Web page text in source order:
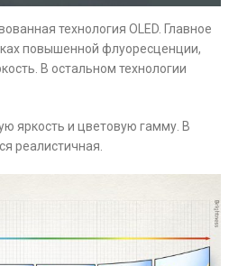
технология OLED. Главное
повышенной флуоресценции,
В остальном технологии
яркость и цветовую гамму. В
реалистичная.